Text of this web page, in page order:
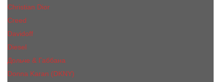
Christian Dior
Creed
Davidoff
Diesel
Дольче & Габбана
Donna Karan (DKNY)